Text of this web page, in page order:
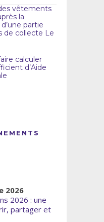
vêtements
la
partie
de collecte Le
calculer
d’Aide
2026
2026 : une
partager et